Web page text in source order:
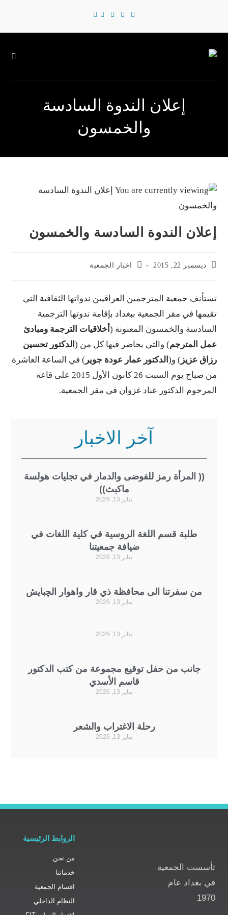
إعلان الندوة السادسة
والخمسون
الندوة السادسة والخمسون
2015 اخبار الجمعية
جمعية المترجمين العراقيين ندواتها الثقافية التي
في مقر الجمعية ببغداد بإقامة ندوتها الترجمية
والخمسون المعنونة ( أخلاقيات الترجمة ومبادئ
) والتي يحاضر فيها كل من (الدكتور تحسين
) و(الدكتور عمار عودة جوير) في الساعة العاشرة
من صباح يوم السبت 26 كانون الأول 2015 على قاعة
الدكتور عناد غزوان في مقر الجمعية.
آخر الاخبار
رمز للفوضى والدمار في تجليات هولسة
قسم اللغة الروسية في كلية اللغات في
ضيافة جمعيتنا
سفرتنا الى محافظة ذي قار واهوار الچبايش
من حفل توقيع مجموعة من كتب الدكتور
قاسم الأسدي
رحلة الاغتراب والشعر
الجمعية
عام
الروابط الرئيسية
اقسام الجمعية
النظام الداخلي